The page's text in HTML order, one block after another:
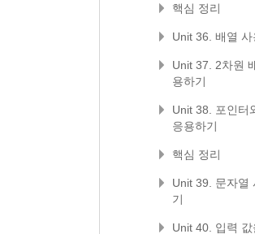
핵심 정리
Unit 36. 배열 사
Unit 37. 2차원
용하기
Unit 38. 포인터
응용하기
핵심 정리
Unit 39. 문자열
기
Unit 40. 입력